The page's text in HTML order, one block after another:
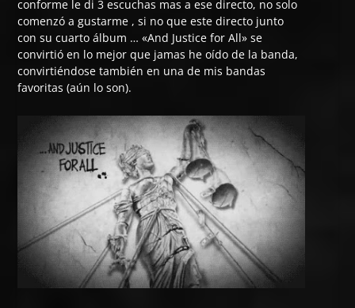
conforme le di 3 escuchas mas a ese directo, no solo
comenzó a gustarme , si no que este directo junto
con su cuarto álbum … «And Justice for All» se
convirtió en lo mejor que jamas he oído de la banda,
convirtiéndose también en una de mis bandas
favoritas (aún lo son).